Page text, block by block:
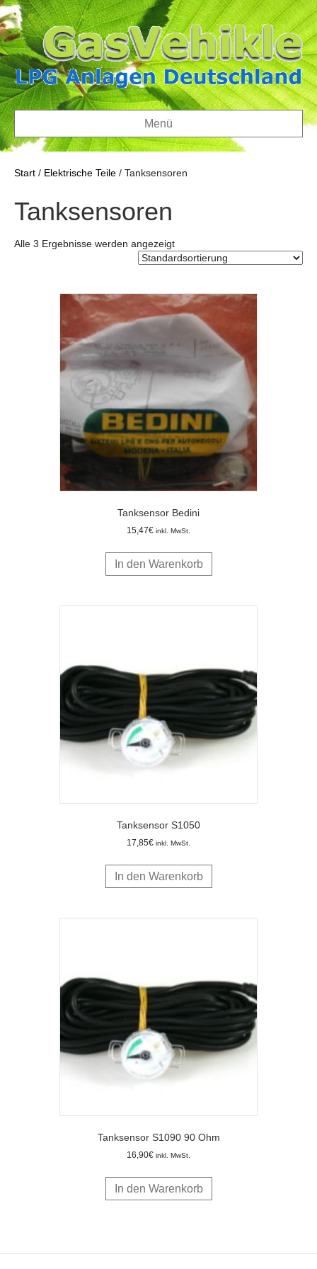
Menü
Start / Elektrische Teile / Tanksensoren
Tanksensoren
Alle 3 Ergebnisse werden angezeigt
Tanksensor Bedini
15,47€ inkl. MwSt.
In den Warenkorb
Tanksensor S1050
17,85€ inkl. MwSt.
In den Warenkorb
Tanksensor S1090 90 Ohm
16,90€ inkl. MwSt.
In den Warenkorb